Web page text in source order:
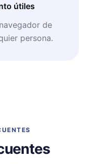
útiles
de
persona.